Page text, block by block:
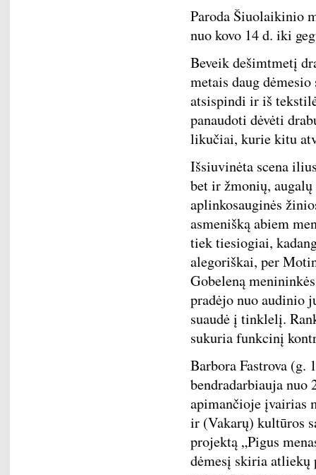
Paroda Šiuolaikinio
nuo kovo 14 d. iki
Beveik dešimtmetį
metais daug
atsispindi ir iš
panaudoti dėvėti
likučiai, kurie kitu
Išsiuvinėta scena
bet ir žmonių,
aplinkosauginės
asmenišką abiem
tiek tiesiogiai,
alegoriškai, per
Gobeleną
pradėjo nuo audinio
suaudė į tinklelį.
sukuria funkcinį
Barbora Fastrova (g.
bendradarbiauja nuo
apimančioje įvairias
ir (Vakarų) kultūros
projektą „Pigus
dėmesį skiria